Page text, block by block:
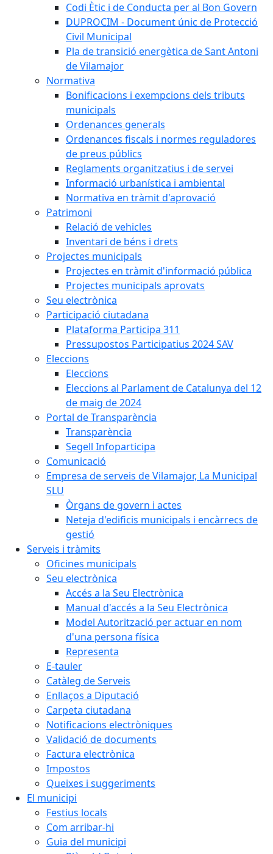
Codi Ètic i de Conducta per al Bon Govern
DUPROCIM - Document únic de Protecció
Civil Municipal
Pla de transició energètica de Sant Antoni
de Vilamajor
Normativa
Bonificacions i exempcions dels tributs
municipals
Ordenances generals
Ordenances fiscals i normes reguladores
de preus públics
Reglaments organitzatius i de servei
Informació urbanística i ambiental
Normativa en tràmit d'aprovació
Patrimoni
Relació de vehicles
Inventari de béns i drets
Projectes municipals
Projectes en tràmit d'informació pública
Projectes municipals aprovats
Seu electrònica
Participació ciutadana
Plataforma Participa 311
Pressupostos Participatius 2024 SAV
Eleccions
Eleccions
Eleccions al Parlament de Catalunya del 12
de maig de 2024
Portal de Transparència
Transparència
Segell Infoparticipa
Comunicació
Empresa de serveis de Vilamajor, La Municipal
SLU
Òrgans de govern i actes
Neteja d'edificis municipals i encàrrecs de
gestió
Serveis i tràmits
Oficines municipals
Seu electrònica
Accés a la Seu Electrònica
Manual d'accés a la Seu Electrònica
Model Autorització per actuar en nom
d'una persona física
Representa
E-tauler
Catàleg de Serveis
Enllaços a Diputació
Carpeta ciutadana
Notificacions electròniques
Validació de documents
Factura electrònica
Impostos
Queixes i suggeriments
El municipi
Festius locals
Com arribar-hi
Guia del municipi